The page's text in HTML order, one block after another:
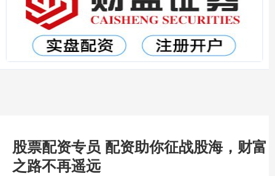
股票配资专员 配资助你征战股海，财富
之路不再遥远